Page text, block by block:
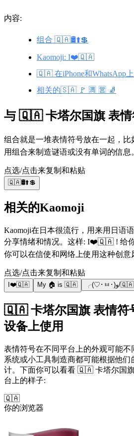
内容:
组合 🇶🇦🛢️⬆️💲
Kaomoji: I❤️🇶🇦
🇶🇦 在iPhone和WhatsApp上
相关的🇸🇦 🚩 🈵 🈺 🧦
与 🇶🇦 卡塔尔国旗 表情
组合就是一堆表情符号放在一起，
用组合来制造谜语或没有单词的信息
点选/点击来复制和粘贴
🇶🇦🛢️⬆️💲
相关的Kaomoji
Kaomoji在日本很流行，用来用日语
分享情绪和情况。这样: I❤️🇶🇦 ! 给你
你可以在信使和网络上使用这种创意
点选/点击来复制和粘贴
I❤️🇶🇦 My 🏠 is 🇶🇦 ╭(♡･ㅂ･)و/🇶🇦
🇶🇦 卡塔尔国旗 表情符
设备上使用
表情符号在不同平台上的外观可能
系统或小工具制造商都可能根据他
计。下面你可以看看 🇶🇦 卡塔尔国
台上的样子:
🇶🇦
你的浏览器